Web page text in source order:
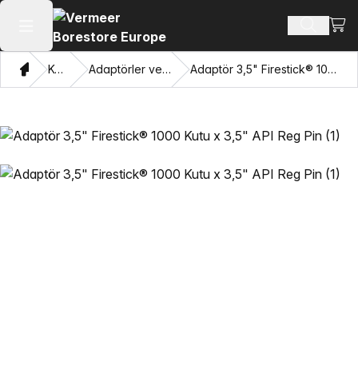
Ana menüyü aç Ürün ara
Ev Katalog Adaptörler ve Gözleri Çekme Adaptör 3,5" Firestick® 1000 Kutu x 3,5" API Reg Pin